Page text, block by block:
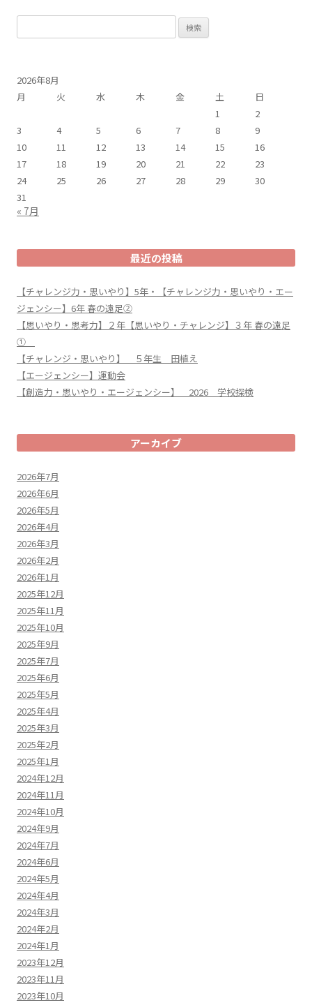
索:
2026年8月
月
火 水 木 金 土
日
1
2
3
4 5 6 7 8
9
10
11 12 13 14 15
16
17
18 19 20 21 22
23
24
25 26 27 28 29
30
31
« 7月
最近の投稿
【チャレンジ力・思いやり】5年・【チャレンジ力・思いやり・エー
ジェンシー】6年 春の遠足②
【思いやり・思考力】２年【思いやり・チャレンジ】３年 春の遠足
①
【チャレンジ・思いやり】 ５年生 田植え
【エージェンシー】運動会
【創造力・思いやり・エージェンシー】 2026 学校探検
アーカイブ
2026年7月
2026年6月
2026年5月
2026年4月
2026年3月
2026年2月
2026年1月
2025年12月
2025年11月
2025年10月
2025年9月
2025年7月
2025年6月
2025年5月
2025年4月
2025年3月
2025年2月
2025年1月
2024年12月
2024年11月
2024年10月
2024年9月
2024年7月
2024年6月
2024年5月
2024年4月
2024年3月
2024年2月
2024年1月
2023年12月
2023年11月
2023年10月